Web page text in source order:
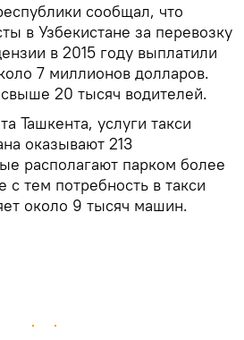
сообщал, что
в Узбекистане за перевозку
в 2015 году выплатили
7 миллионов долларов.
20 тысяч водителей.
Ташкента, услуги такси
оказывают 213
располагают парком более
тем потребность в такси
около 9 тысяч машин.